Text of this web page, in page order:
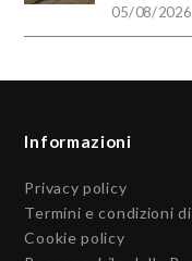
05/08/2026
Informazioni
Privacy policy
Termini e condizioni
Cookie policy